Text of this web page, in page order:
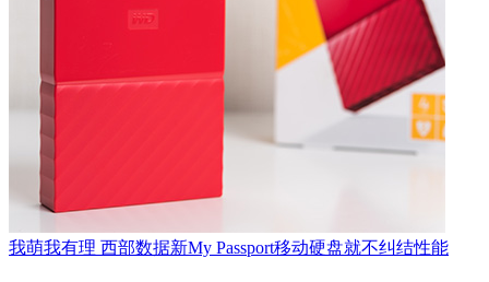
我萌我有理 西部数据新My Passport移动硬盘就不纠结性能